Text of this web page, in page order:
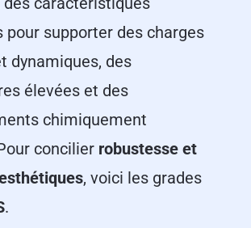
pour supporter des charges
dynamiques, des
élevées et des
chimiquement
concilier robustesse et
, voici les grades
.